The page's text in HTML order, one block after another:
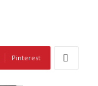
Pinterest